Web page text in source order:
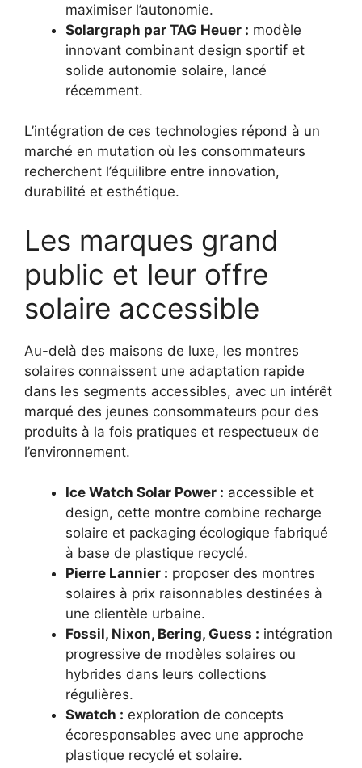
maximiser l’autonomie.
Solargraph par TAG Heuer : modèle
innovant combinant design sportif et
solide autonomie solaire, lancé
récemment.
L’intégration de ces technologies répond à un
marché en mutation où les consommateurs
recherchent l’équilibre entre innovation,
durabilité et esthétique.
Les marques grand
public et leur offre
solaire accessible
Au-delà des maisons de luxe, les montres
solaires connaissent une adaptation rapide
dans les segments accessibles, avec un intérêt
marqué des jeunes consommateurs pour des
produits à la fois pratiques et respectueux de
l’environnement.
Ice Watch Solar Power : accessible et
design, cette montre combine recharge
solaire et packaging écologique fabriqué
à base de plastique recyclé.
Pierre Lannier : proposer des montres
solaires à prix raisonnables destinées à
une clientèle urbaine.
Fossil, Nixon, Bering, Guess : intégration
progressive de modèles solaires ou
hybrides dans leurs collections
régulières.
Swatch : exploration de concepts
écoresponsables avec une approche
plastique recyclé et solaire.